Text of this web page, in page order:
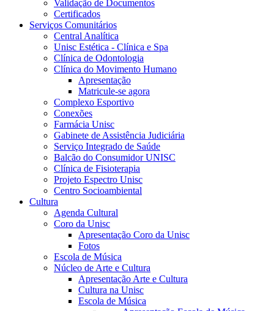
Validação de Documentos
Certificados
Serviços Comunitários
Central Analítica
Unisc Estética - Clínica e Spa
Clínica de Odontologia
Clínica do Movimento Humano
Apresentação
Matricule-se agora
Complexo Esportivo
Conexões
Farmácia Unisc
Gabinete de Assistência Judiciária
Serviço Integrado de Saúde
Balcão do Consumidor UNISC
Clínica de Fisioterapia
Projeto Espectro Unisc
Centro Socioambiental
Cultura
Agenda Cultural
Coro da Unisc
Apresentação Coro da Unisc
Fotos
Escola de Música
Núcleo de Arte e Cultura
Apresentação Arte e Cultura
Cultura na Unisc
Escola de Música